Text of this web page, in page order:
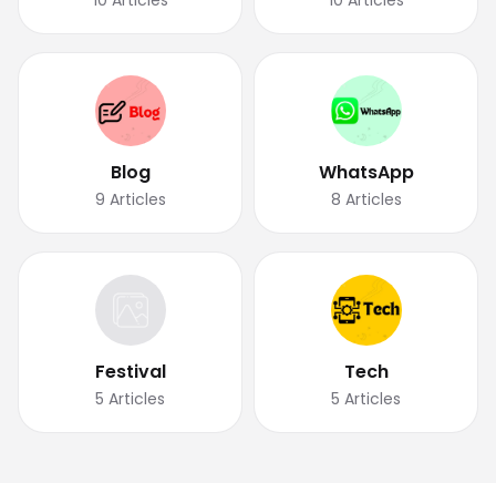
Blog
9 Articles
WhatsApp
8 Articles
Festival
5 Articles
Tech
5 Articles